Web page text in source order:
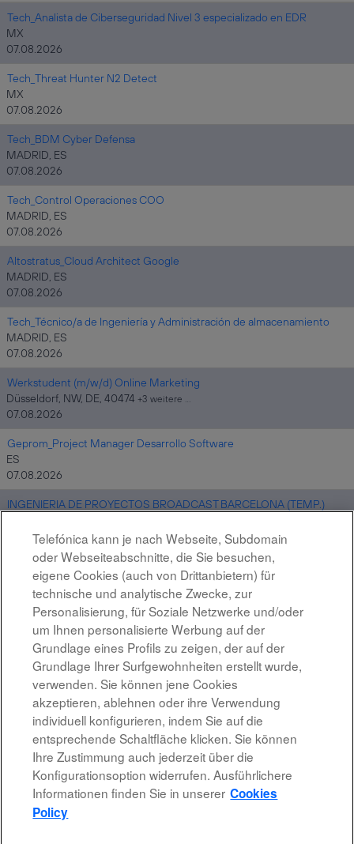
Tech_Analista de Ciberseguridad Nivel 3 especializado en EDR
MX
07.08.2026
Tech_Threat Hunter N2 Detect
MX
07.08.2026
Tech_BDM Cyber Defensa
MADRID, ES
07.08.2026
Tech_Control Operaciones COO
MADRID, ES
07.08.2026
Altostratus_Cloud Architect Google
MADRID, ES
07.08.2026
Tech_Técnico/a de Ingeniería y Administración de almacenamiento
MADRID, ES
07.08.2026
Werkstudent (m/w/d) Online Marketing
Düsseldorf, NW, DE, 40474 +3 weitere …
07.08.2026
Geprom_Project Manager Desarrollo Software
ES
07.08.2026
INGENIERIA DE PROYECTOS BROADCAST BARCELONA (TEMP.)
07.08.2026
INGENIERIA DE PROYECTOS BROADCAST BARCELONA (TEMP.) 1
MADRID, ES
07.08.2026
Ergebnisse1 – 10
Rechtshinweis
Barrierefreiheit
Telefónica kann je nach Webseite, Subdomain
oder Webseiteabschnitte, die Sie besuchen,
eigene Cookies (auch von Drittanbietern) für
technische und analytische Zwecke, zur
Personalisierung, für Soziale Netzwerke und/oder
um Ihnen personalisierte Werbung auf der
Grundlage eines Profils zu zeigen, der auf der
Grundlage Ihrer Surfgewohnheiten erstellt wurde,
verwenden. Sie können jene Cookies
akzeptieren, ablehnen oder ihre Verwendung
individuell konfigurieren, indem Sie auf die
entsprechende Schaltfläche klicken. Sie können
Ihre Zustimmung auch jederzeit über die
Konfigurationsoption widerrufen. Ausführlichere
Informationen finden Sie in unserer Cookies
Policy